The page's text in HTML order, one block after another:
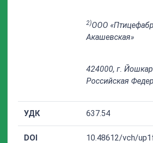
2)ООО
Акашевская»
424000, г.
Российская
УДК 637.54
DOI 10.48612/vch/